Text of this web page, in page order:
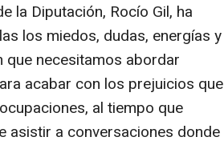
la Diputación, Rocío Gil, ha
los miedos, dudas, energías y
que necesitamos abordar
acabar con los prejuicios que
al tiempo que
asistir a conversaciones donde